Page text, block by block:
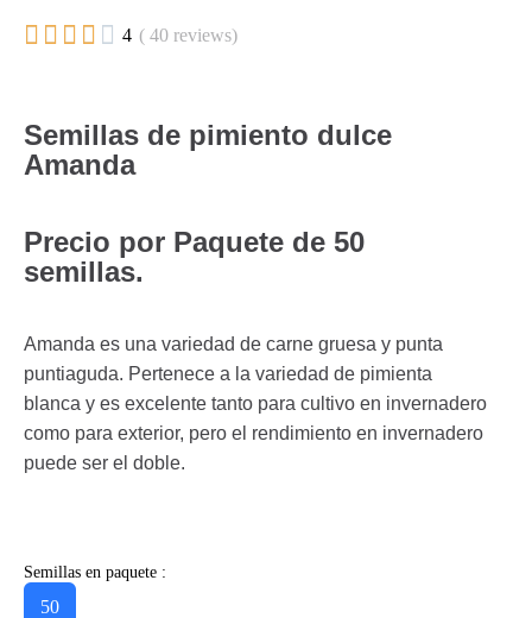
     4 ( 40 reviews)
Semillas de pimiento dulce
Amanda
Precio por Paquete de 50
semillas.
Amanda es una variedad de carne gruesa y punta
puntiaguda. Pertenece a la variedad de pimienta
blanca y es excelente tanto para cultivo en invernadero
como para exterior, pero el rendimiento en invernadero
puede ser el doble.
Semillas en paquete :
50